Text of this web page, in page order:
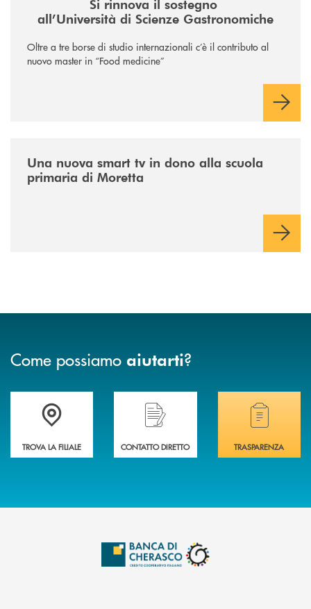
Si rinnova il sostegno
all’Università di Scienze Gastronomiche
Oltre a tre borse di studio internazionali c’è il contributo al
nuovo master in “Food medicine”
Una nuova smart tv in dono alla scuola
primaria di Moretta
Come possiamo aiutarti?
Accedi all' elenco completo delle filiali .
TROVA LA FILIALE
Hai bisogno di assistenza immediata?
CONTATTO DIRETTO
Hai bisogno di
TRASPARENZA